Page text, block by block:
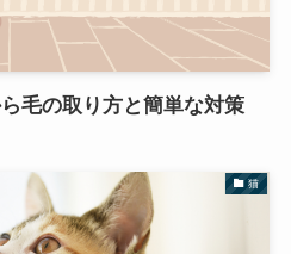
毛の取り方と簡単な対策
猫